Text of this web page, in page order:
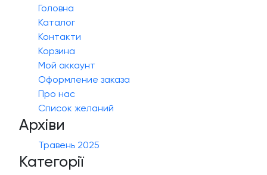
Головна
Каталог
Контакти
Корзина
Мой аккаунт
Оформление заказа
Про нас
Список желаний
Архіви
Травень 2025
Категорії